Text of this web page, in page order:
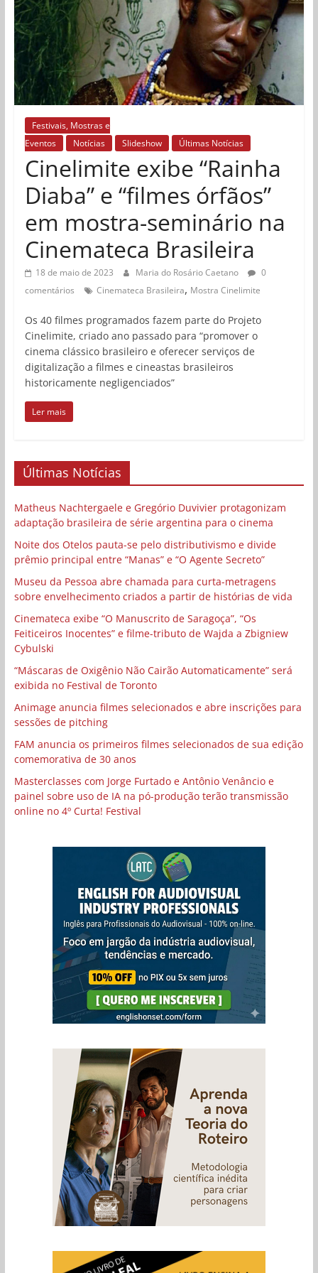
Festivais, Mostras e
Eventos
Notícias Slideshow Últimas Notícias
Cinelimite exibe “Rainha
Diaba” e “filmes órfãos”
em mostra-seminário na
Cinemateca Brasileira
18 de maio de 2023 Maria do Rosário Caetano
0
comentários
Cinemateca Brasileira, Mostra Cinelimite
Os 40 filmes programados fazem parte do Projeto
Cinelimite, criado ano passado para “promover o
cinema clássico brasileiro e oferecer serviços de
digitalização a filmes e cineastas brasileiros
historicamente negligenciados”
Ler mais
Últimas Notícias
Matheus Nachtergaele e Gregório Duvivier protagonizam
adaptação brasileira de série argentina para o cinema
Noite dos Otelos pauta-se pelo distributivismo e divide
prêmio principal entre “Manas” e “O Agente Secreto”
Museu da Pessoa abre chamada para curta-metragens
sobre envelhecimento criados a partir de histórias de vida
Cinemateca exibe “O Manuscrito de Saragoça”, “Os
Feiticeiros Inocentes” e filme-tributo de Wajda a Zbigniew
Cybulski
“Máscaras de Oxigênio Não Cairão Automaticamente” será
exibida no Festival de Toronto
Animage anuncia filmes selecionados e abre inscrições para
sessões de pitching
FAM anuncia os primeiros filmes selecionados de sua edição
comemorativa de 30 anos
Masterclasses com Jorge Furtado e Antônio Venâncio e
painel sobre uso de IA na pó-produção terão transmissão
online no 4º Curta! Festival